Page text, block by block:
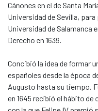
Cánones en el de Santa
Universidad de Sevilla,
Universidad de Salamanca
Derecho en 1639.
Concibió la idea de formar
españoles desde la época
Augusto hasta su tiempo.
en 1645 recibió el hábito de